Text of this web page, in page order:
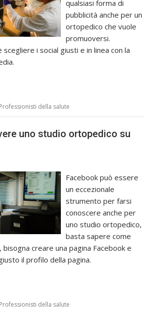
qualsiasi forma di
pubblicità anche per un
ortopedico che vuole
promuoversi.
i social giusti e in linea con la
Professionisti della salute
uno studio ortopedico su
Facebook può essere
un eccezionale
strumento per farsi
conoscere anche per
uno studio ortopedico,
basta sapere come
creare una pagina Facebook e
il profilo della pagina.
Professionisti della salute